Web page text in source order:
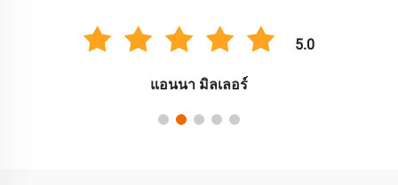
5.0
แอนนา มิลเลอร์